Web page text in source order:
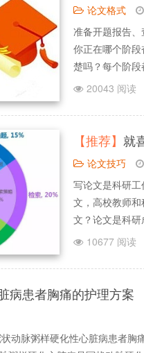
论文格式
准备开题报告
你正在哪个阶
楚吗？每个阶
告怎样写？要
20043 阅读
【推荐】 就
论文技巧
写论文是科研
文，高校教师
文？论文是科
了，写论文是
10677 阅读
病患者胸痛的护理方案
动脉粥样硬化性心脏病患者